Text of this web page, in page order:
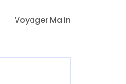
Voyager Malin